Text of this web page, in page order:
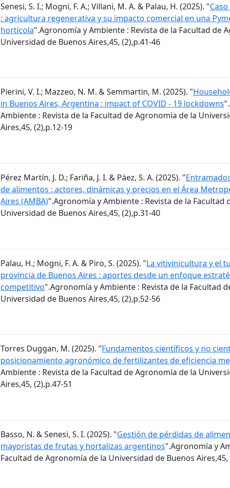
Senesi, S. I.; Mogni, F. A.; Villani, M. A. & Palau, H. (2025). "
: agricultura regenerativa y su impacto comercial en una
hortícola".Agronomía y Ambiente : Revista de la Facultad de
Universidad de Buenos Aires,45, (2),p.41-46
Pierini, V. I.; Mazzeo, N. M. & Semmartin, M. (2025). "
in Buenos Aires, Argentina : impact of COVID - 19 lockdowns
Ambiente : Revista de la Facultad de Agronomía de la
Aires,45, (2),p.12-19
Pérez Martín, J. D.; Fariña, J. I. & Páez, S. A. (2025). "
de alimentos : actores, dinámicas y precios en el Área
Aires (AMBA)".Agronomía y Ambiente : Revista de la Facultad
Universidad de Buenos Aires,45, (2),p.31-40
Palau, H.; Mogni, F. A. & Piro, S. (2025). "La vitivinicultura y el
provincia de Buenos Aires : aportes desde un enfoque
competitivo".Agronomía y Ambiente : Revista de la Facultad
Universidad de Buenos Aires,45, (2),p.52-56
Torres Duggan, M. (2025). "Fundamentos científicos y no
posicionamiento agronómico de fertilizantes de eficiencia
Ambiente : Revista de la Facultad de Agronomía de la
Aires,45, (2),p.47-51
Basso, N. & Senesi, S. I. (2025). "Gestión de pérdidas de
mayoristas de frutas y hortalizas argentinos".Agronomía y
Facultad de Agronomía de la Universidad de Buenos Aires,45,